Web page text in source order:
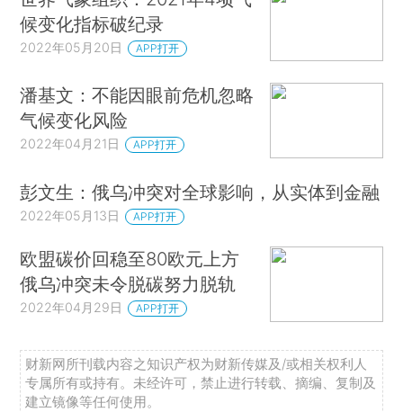
候变化指标破纪录
2022年05月20日 APP打开
潘基文：不能因眼前危机忽略
气候变化风险
2022年04月21日 APP打开
彭文生：俄乌冲突对全球影响，从实体到金融
2022年05月13日 APP打开
欧盟碳价回稳至80欧元上方
俄乌冲突未令脱碳努力脱轨
2022年04月29日 APP打开
财新网所刊载内容之知识产权为财新传媒及/或相关权利人
专属所有或持有。未经许可，禁止进行转载、摘编、复制及
建立镜像等任何使用。